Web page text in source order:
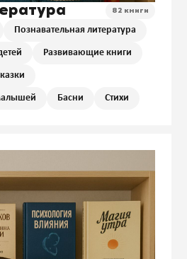
82 книги
Познавательная литература
Развивающие книги
Басни Стихи